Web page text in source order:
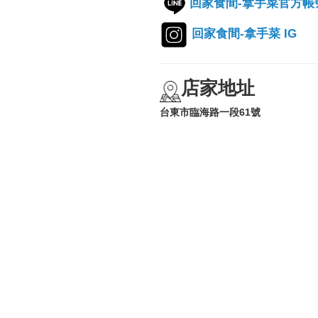
回家食間-拿手菜官方帳
回家食間-拿手菜 IG
店家地址
台東市臨海路一段61號